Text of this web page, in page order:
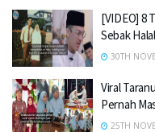
[VIDEO] 8
Sebak
30TH
Viral
Pernah
25TH